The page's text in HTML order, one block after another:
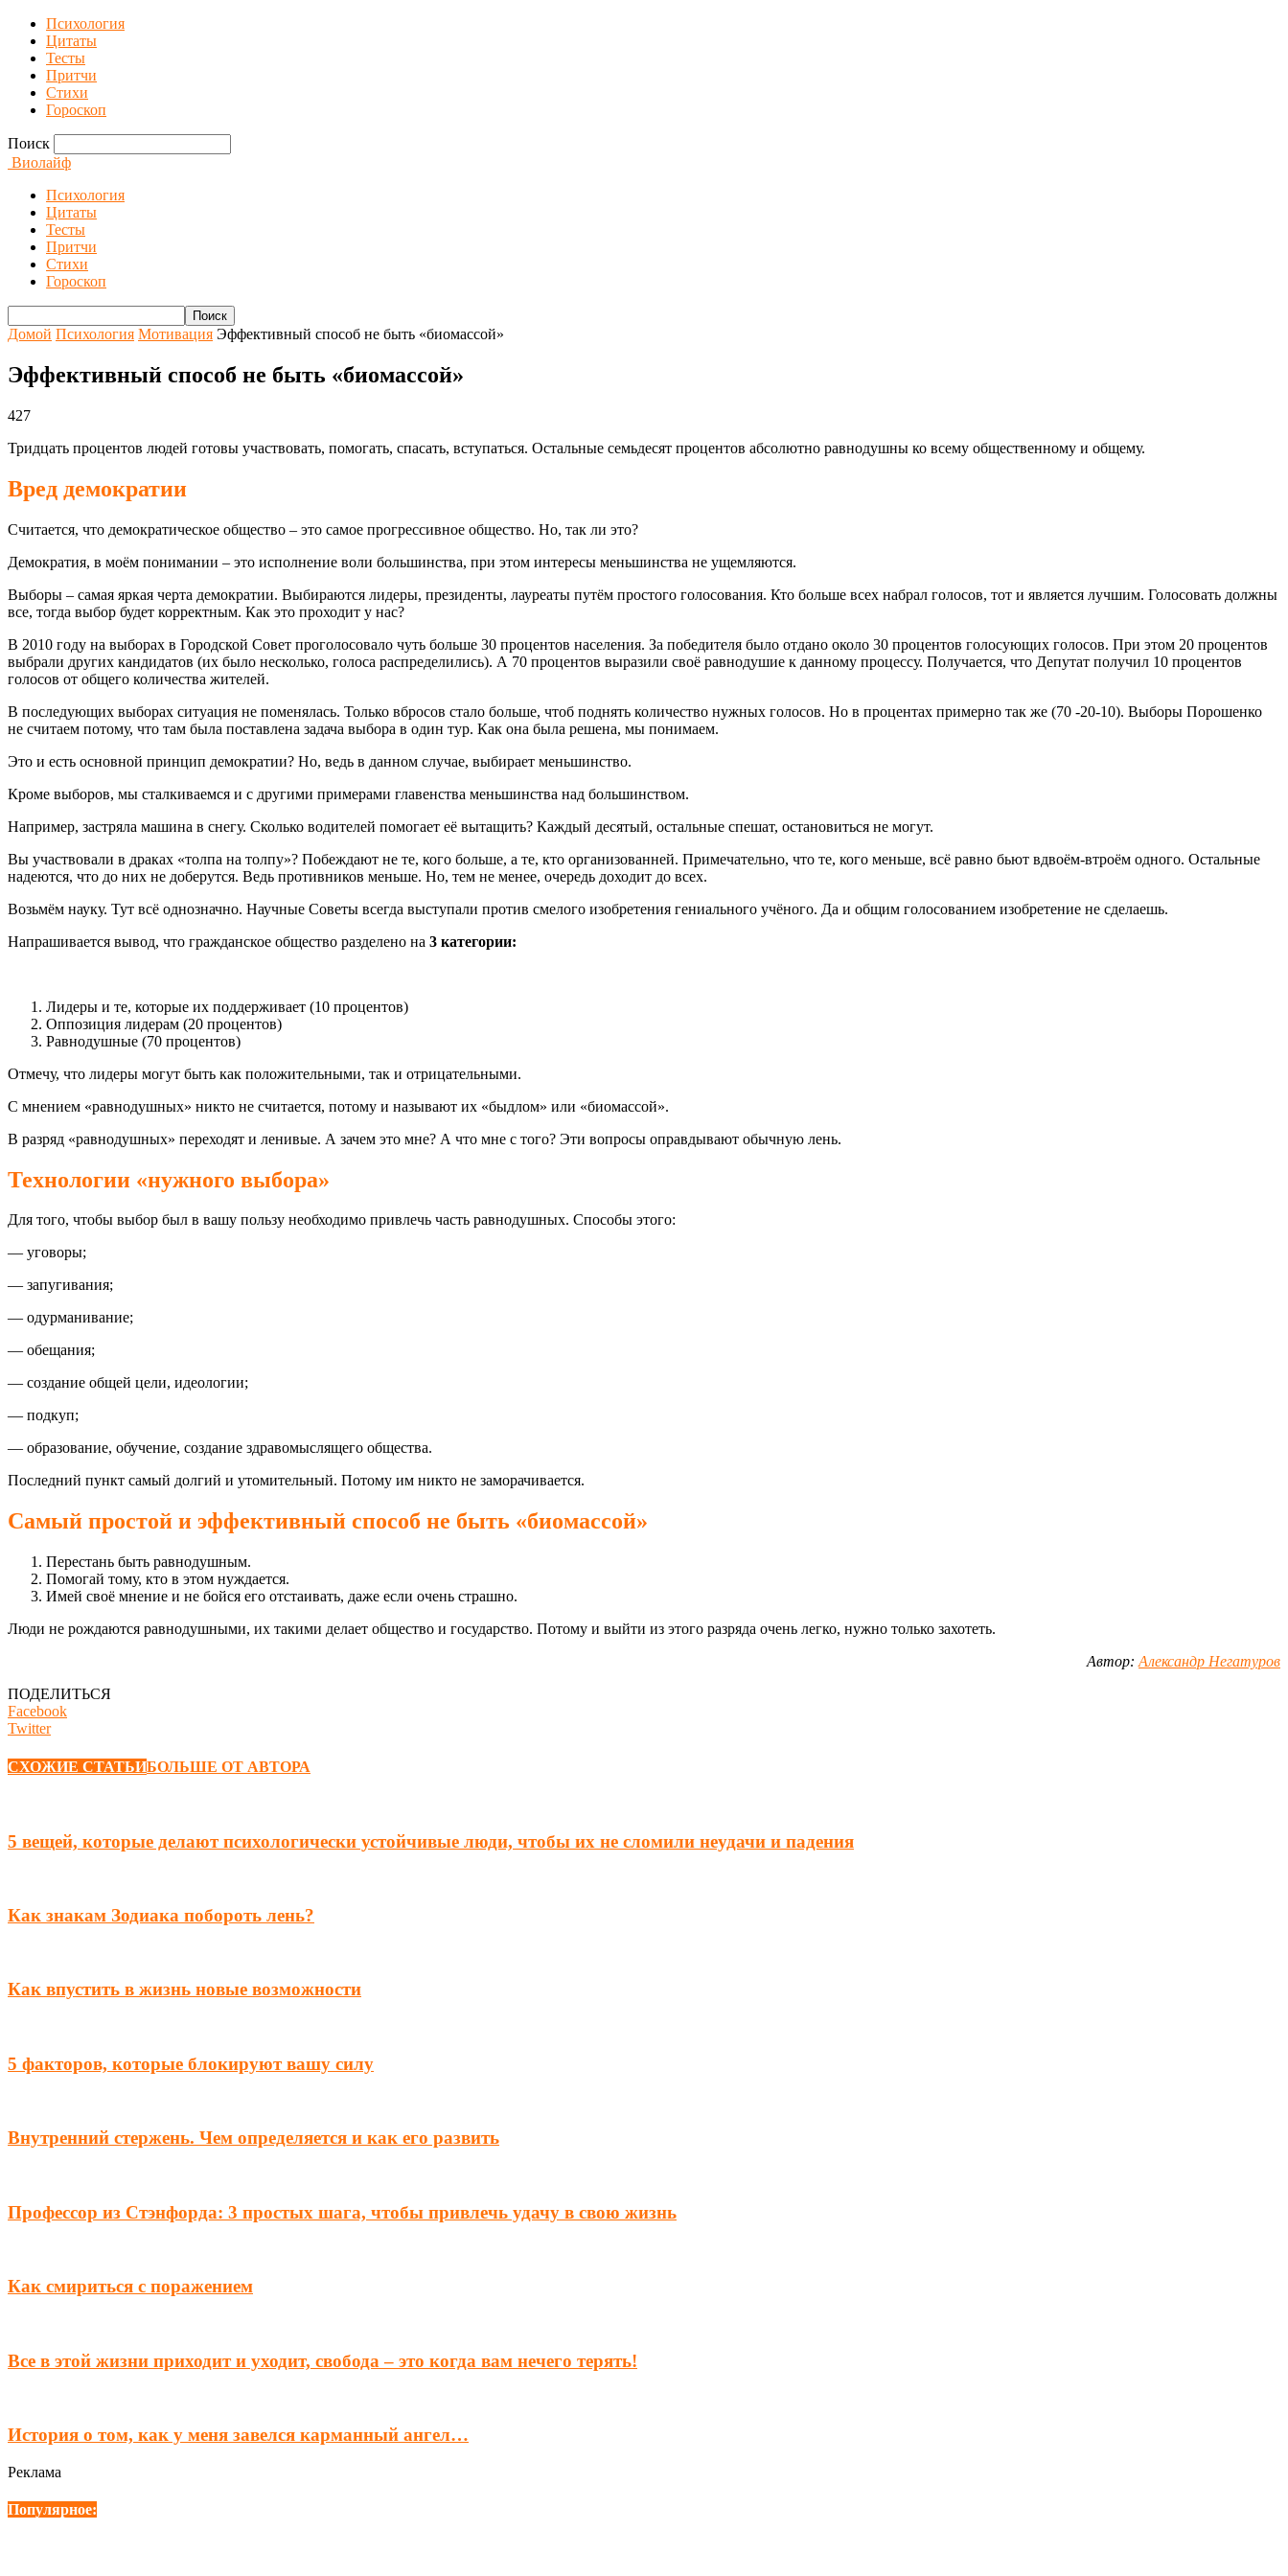
Психология
Цитаты
Тесты
Притчи
Стихи
Гороскоп
Поиск
Виолайф
Психология
Цитаты
Тесты
Притчи
Стихи
Гороскоп
Домой Психология Мотивация Эффективный способ не быть «биомассой»
Эффективный способ не быть «биомассой»
427
Тридцать процентов людей готовы участвовать, помогать, спасать, вступаться. Остальные семьдесят процентов абсолютно равнодушны ко всему общественному и общему.
Вред демократии
Считается, что демократическое общество – это самое прогрессивное общество. Но, так ли это?
Демократия, в моём понимании – это исполнение воли большинства, при этом интересы меньшинства не ущемляются.
Выборы – самая яркая черта демократии. Выбираются лидеры, президенты, лауреаты путём простого голосования. Кто больше всех набрал голосов, тот и является лучшим. Голосовать должны
все, тогда выбор будет корректным. Как это проходит у нас?
В 2010 году на выборах в Городской Совет проголосовало чуть больше 30 процентов населения. За победителя было отдано около 30 процентов голосующих голосов. При этом 20 процентов
выбрали других кандидатов (их было несколько, голоса распределились). А 70 процентов выразили своё равнодушие к данному процессу. Получается, что Депутат получил 10 процентов
голосов от общего количества жителей.
В последующих выборах ситуация не поменялась. Только вбросов стало больше, чтоб поднять количество нужных голосов. Но в процентах примерно так же (70 -20-10). Выборы Порошенко
не считаем потому, что там была поставлена задача выбора в один тур. Как она была решена, мы понимаем.
Это и есть основной принцип демократии? Но, ведь в данном случае, выбирает меньшинство.
Кроме выборов, мы сталкиваемся и с другими примерами главенства меньшинства над большинством.
Например, застряла машина в снегу. Сколько водителей помогает её вытащить? Каждый десятый, остальные спешат, остановиться не могут.
Вы участвовали в драках «толпа на толпу»? Побеждают не те, кого больше, а те, кто организованней. Примечательно, что те, кого меньше, всё равно бьют вдвоём-втроём одного. Остальные
надеются, что до них не доберутся. Ведь противников меньше. Но, тем не менее, очередь доходит до всех.
Возьмём науку. Тут всё однозначно. Научные Советы всегда выступали против смелого изобретения гениального учёного. Да и общим голосованием изобретение не сделаешь.
Напрашивается вывод, что гражданское общество разделено на 3 категории:
Лидеры и те, которые их поддерживает (10 процентов)
Оппозиция лидерам (20 процентов)
Равнодушные (70 процентов)
Отмечу, что лидеры могут быть как положительными, так и отрицательными.
С мнением «равнодушных» никто не считается, потому и называют их «быдлом» или «биомассой».
В разряд «равнодушных» переходят и ленивые. А зачем это мне? А что мне с того? Эти вопросы оправдывают обычную лень.
Технологии «нужного выбора»
Для того, чтобы выбор был в вашу пользу необходимо привлечь часть равнодушных. Способы этого:
— уговоры;
— запугивания;
— одурманивание;
— обещания;
— создание общей цели, идеологии;
— подкуп;
— образование, обучение, создание здравомыслящего общества.
Последний пункт самый долгий и утомительный. Потому им никто не заморачивается.
Самый простой и эффективный способ не быть «биомассой»
Перестань быть равнодушным.
Помогай тому, кто в этом нуждается.
Имей своё мнение и не бойся его отстаивать, даже если очень страшно.
Люди не рождаются равнодушными, их такими делает общество и государство. Потому и выйти из этого разряда очень легко, нужно только захотеть.
Автор: Александр Негатуров
ПОДЕЛИТЬСЯ
Facebook
Twitter
СХОЖИЕ СТАТЬИБОЛЬШЕ ОТ АВТОРА
5 вещей, которые делают психологически устойчивые люди, чтобы их не сломили неудачи и падения
Как знакам Зодиака побороть лень?
Как впустить в жизнь новые возможности
5 факторов, которые блокируют вашу силу
Внутренний стержень. Чем определяется и как его развить
Профессор из Стэнфорда: 3 простых шага, чтобы привлечь удачу в свою жизнь
Как смириться с поражением
Все в этой жизни приходит и уходит, свобода – это когда вам нечего терять!
История о том, как у меня завелся карманный ангел…
Реклама
Популярное: